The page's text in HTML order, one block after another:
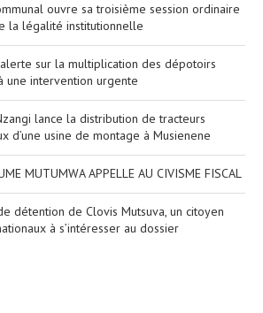
ouvre sa troisième session ordinaire
la légalité institutionnelle
sur la multiplication des dépotoirs
une intervention urgente
lance la distribution de tracteurs
d’une usine de montage à Musienene
MUTUMWA APPELLE AU CIVISME FISCAL
détention de Clovis Mutsuva, un citoyen
à s’intéresser au dossier